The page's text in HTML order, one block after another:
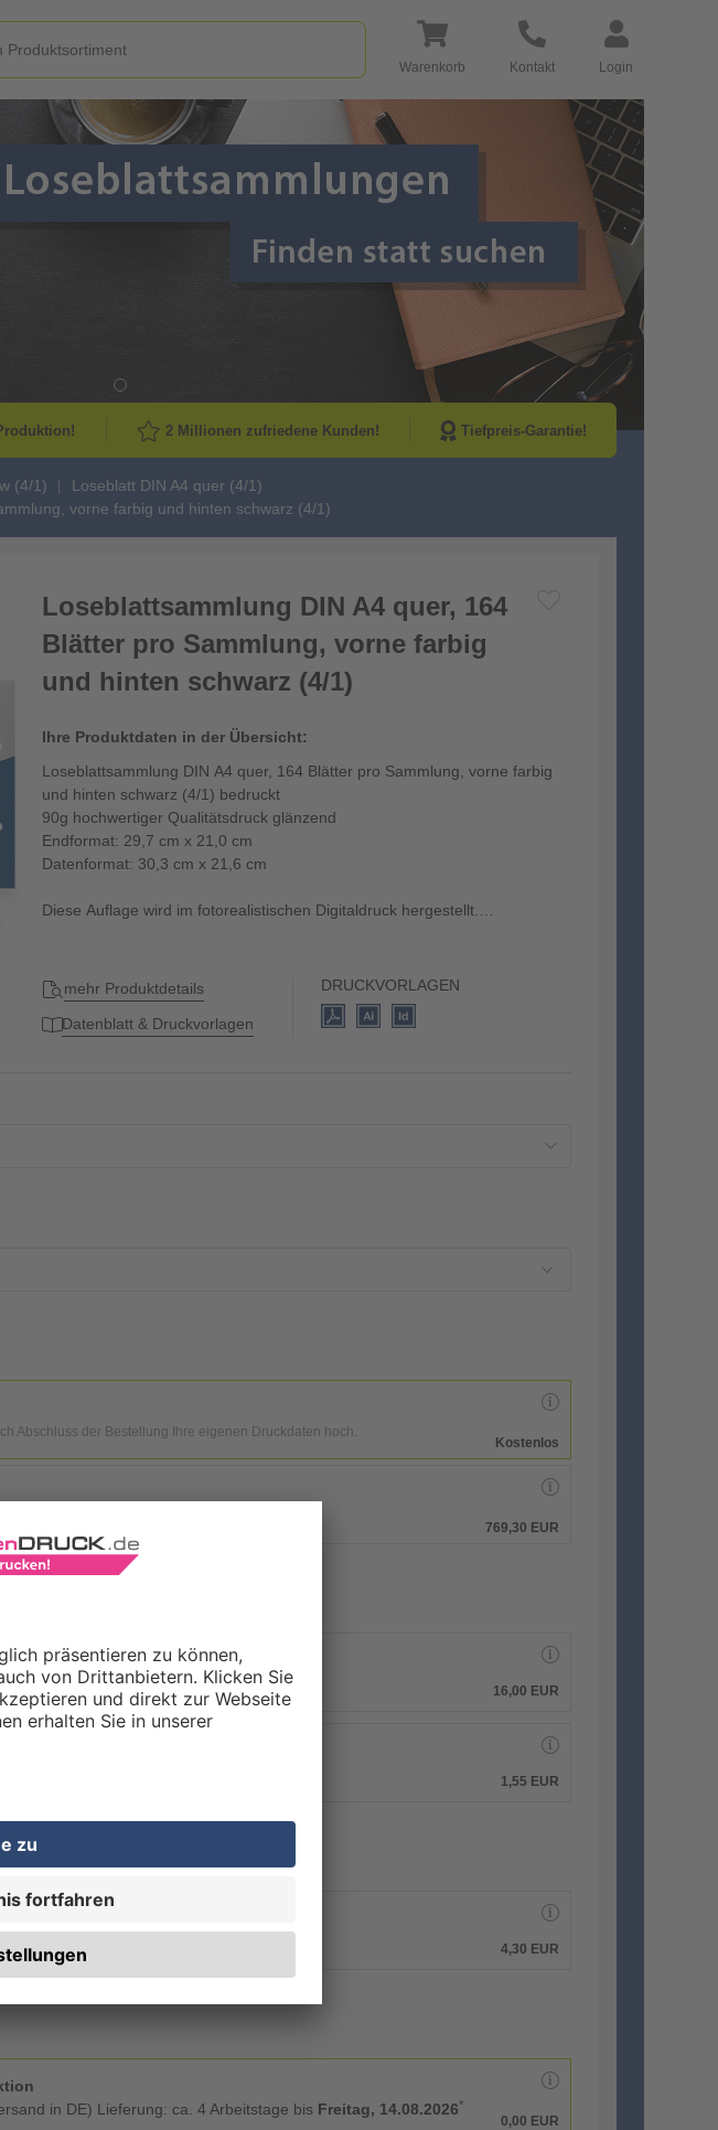
Warenkorb Kontakt Login
Go to Next
2 Millionen zufriedene Kunden! Tiefpreis-Garantie!
(4/1)
Loseblatt DIN A4 quer (4/1)
vorne farbig und hinten schwarz (4/1)
Loseblattsammlung DIN A4 quer, 164
Blätter pro Sammlung, vorne farbig
und hinten schwarz (4/1)
Ihre Produktdaten in der Übersicht:
Loseblattsammlung DIN A4 quer, 164 Blätter pro Sammlung, vorne farbig
und hinten schwarz (4/1) bedruckt
90g hochwertiger Qualitätsdruck glänzend
Endformat: 29,7 cm x 21,0 cm
Datenformat: 30,3 cm x 21,6 cm
Diese Auflage wird im fotorealistischen Digitaldruck hergestellt.
mehr Produktdetails
Datenblatt & Druckvorlagen
DRUCKVORLAGEN
Abschluss der Bestellung Ihre eigenen Druckdaten hoch.
Kostenlos
769,30 EUR
16,00 EUR
1,55 EUR
4,30 EUR
in DE) Lieferung: ca. 4 Arbeitstage bis Freitag, 14.08.2026*
0,00 EUR